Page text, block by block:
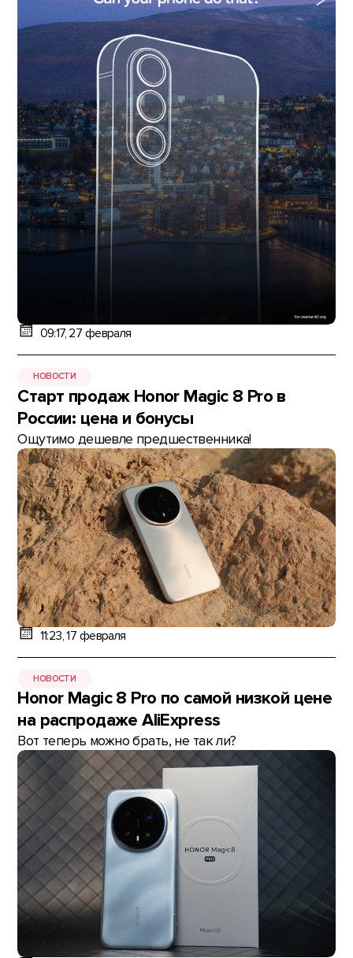
09:17, 27 февраля
НОВОСТИ
Старт продаж Honor Magic 8 Pro в
России: цена и бонусы
Ощутимо дешевле предшественника!
11:23, 17 февраля
НОВОСТИ
Honor Magic 8 Pro по самой низкой цене
на распродаже AliExpress
Вот теперь можно брать, не так ли?